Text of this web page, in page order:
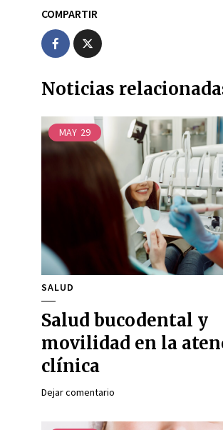
COMPARTIR
Noticias
MAY 29
SALUD
Salud bucodental y
movilidad en la
clínica
Dejar comentario